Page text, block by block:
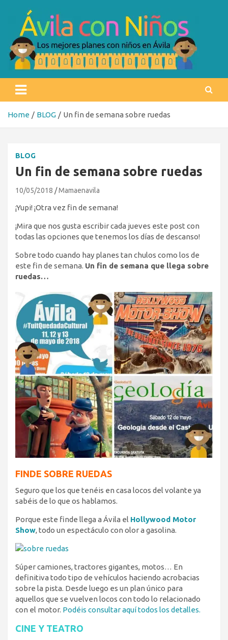
content
Ávila con niños
Home BLOG Un fin de semana sobre ruedas
BLOG
Un fin de semana sobre ruedas
10/05/2018 Mamaenavila
¡Yupi! ¡Otra vez fin de semana!
¡Mira que nos gusta escribir cada jueves este post con
todas las opciones que tenemos los días de descanso!
Sobre todo cuando hay planes tan chulos como los de
este fin de semana. Un fin de semana que llega sobre
ruedas…
FINDE SOBRE RUEDAS
Seguro que los que tenéis en casa locos del volante ya
sabéis de lo que os hablamos.
Porque este finde llega a Ávila el Hollywood Motor
Show, todo un espectáculo con olor a gasolina.
Súper camiones, tractores gigantes, motos… En
definitiva todo tipo de vehículos haciendo acrobacias
sobre la pista. Desde luego es un plan único para
aquellos que se vuelven locos con todo lo relacionado
con el motor. Podéis consultar aquí todos los detalles.
CINE Y TEATRO